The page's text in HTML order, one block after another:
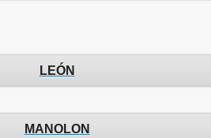
LEÓN
MANOLON